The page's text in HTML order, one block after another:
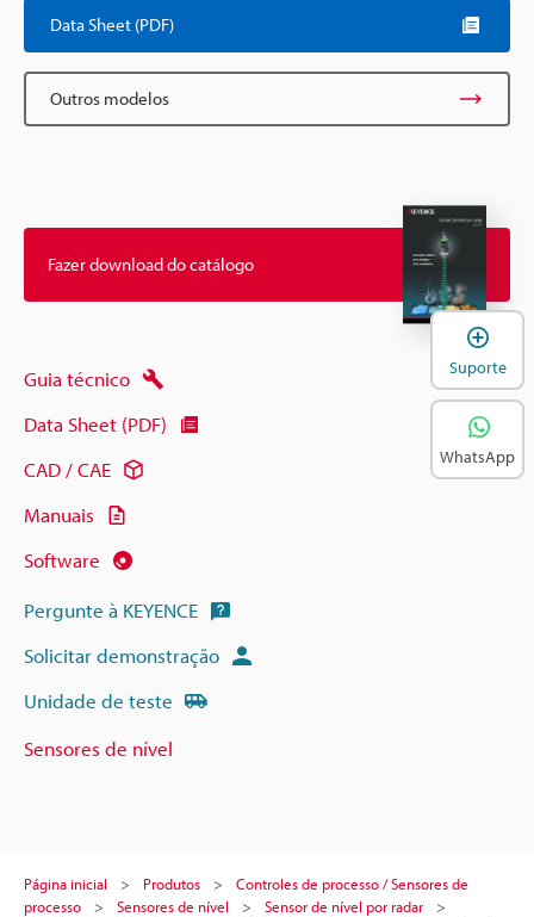
Data Sheet (PDF)
Outros modelos
Fazer download do catálogo
Guia técnico
Data Sheet (PDF)
CAD / CAE
Manuais
Software
Pergunte à KEYENCE
Solicitar demonstração
Unidade de teste
Sensores de nível
Página inicial Produtos
Controles de processo / Sensores de
processo
Sensores de nível
Sensor de nível por radar
Suporte
WhatsApp